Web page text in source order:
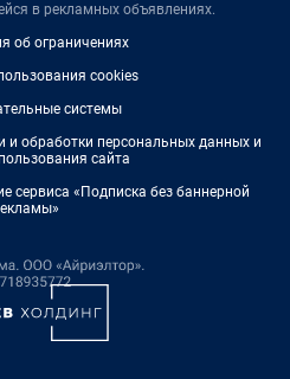
в рекламных объявлениях.
об ограничениях
cookies
системы
и обработки персональных данных и
сайта
сервиса «Подписка без баннерной